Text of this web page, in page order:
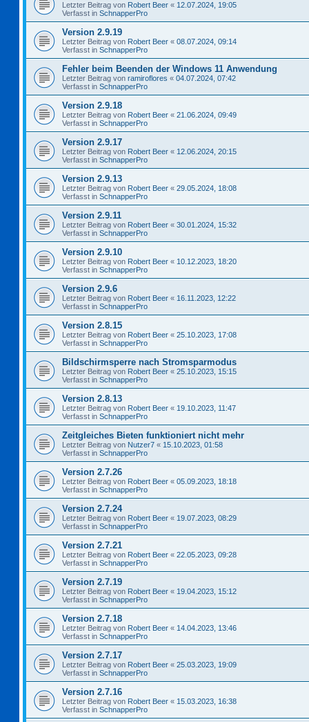
Letzter Beitrag von Robert Beer « 12.07.2024, 19:05
Verfasst in SchnapperPro
Version 2.9.19
Letzter Beitrag von Robert Beer « 08.07.2024, 09:14
Verfasst in SchnapperPro
Fehler beim Beenden der Windows 11 Anwendung
Letzter Beitrag von ramiroflores « 04.07.2024, 07:42
Verfasst in SchnapperPro
Version 2.9.18
Letzter Beitrag von Robert Beer « 21.06.2024, 09:49
Verfasst in SchnapperPro
Version 2.9.17
Letzter Beitrag von Robert Beer « 12.06.2024, 20:15
Verfasst in SchnapperPro
Version 2.9.13
Letzter Beitrag von Robert Beer « 29.05.2024, 18:08
Verfasst in SchnapperPro
Version 2.9.11
Letzter Beitrag von Robert Beer « 30.01.2024, 15:32
Verfasst in SchnapperPro
Version 2.9.10
Letzter Beitrag von Robert Beer « 10.12.2023, 18:20
Verfasst in SchnapperPro
Version 2.9.6
Letzter Beitrag von Robert Beer « 16.11.2023, 12:22
Verfasst in SchnapperPro
Version 2.8.15
Letzter Beitrag von Robert Beer « 25.10.2023, 17:08
Verfasst in SchnapperPro
Bildschirmsperre nach Stromsparmodus
Letzter Beitrag von Robert Beer « 25.10.2023, 15:15
Verfasst in SchnapperPro
Version 2.8.13
Letzter Beitrag von Robert Beer « 19.10.2023, 11:47
Verfasst in SchnapperPro
Zeitgleiches Bieten funktioniert nicht mehr
Letzter Beitrag von Nutzer7 « 15.10.2023, 01:58
Verfasst in SchnapperPro
Version 2.7.26
Letzter Beitrag von Robert Beer « 05.09.2023, 18:18
Verfasst in SchnapperPro
Version 2.7.24
Letzter Beitrag von Robert Beer « 19.07.2023, 08:29
Verfasst in SchnapperPro
Version 2.7.21
Letzter Beitrag von Robert Beer « 22.05.2023, 09:28
Verfasst in SchnapperPro
Version 2.7.19
Letzter Beitrag von Robert Beer « 19.04.2023, 15:12
Verfasst in SchnapperPro
Version 2.7.18
Letzter Beitrag von Robert Beer « 14.04.2023, 13:46
Verfasst in SchnapperPro
Version 2.7.17
Letzter Beitrag von Robert Beer « 25.03.2023, 19:09
Verfasst in SchnapperPro
Version 2.7.16
Letzter Beitrag von Robert Beer « 15.03.2023, 16:38
Verfasst in SchnapperPro